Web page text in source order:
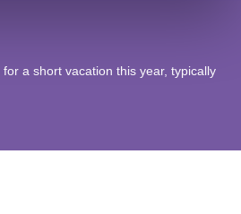
a short vacation this year, typically